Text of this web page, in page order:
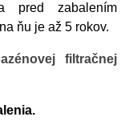
pred zabalením
ňu je až 5 rokov.
filtračnej